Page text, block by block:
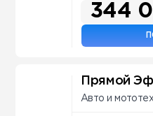
344
Прямой
Авто и